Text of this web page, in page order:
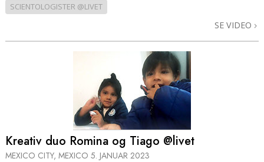
SCIENTOLOGISTER @LIVET
SE VIDEO
Kreativ duo Romina og Tiago @livet
MEXICO CITY, MEXICO 5. JANUAR 2023